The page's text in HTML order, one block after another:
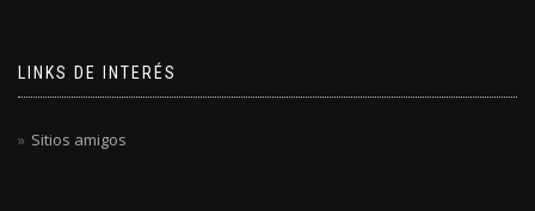
LINKS DE INTERÉS
Sitios amigos